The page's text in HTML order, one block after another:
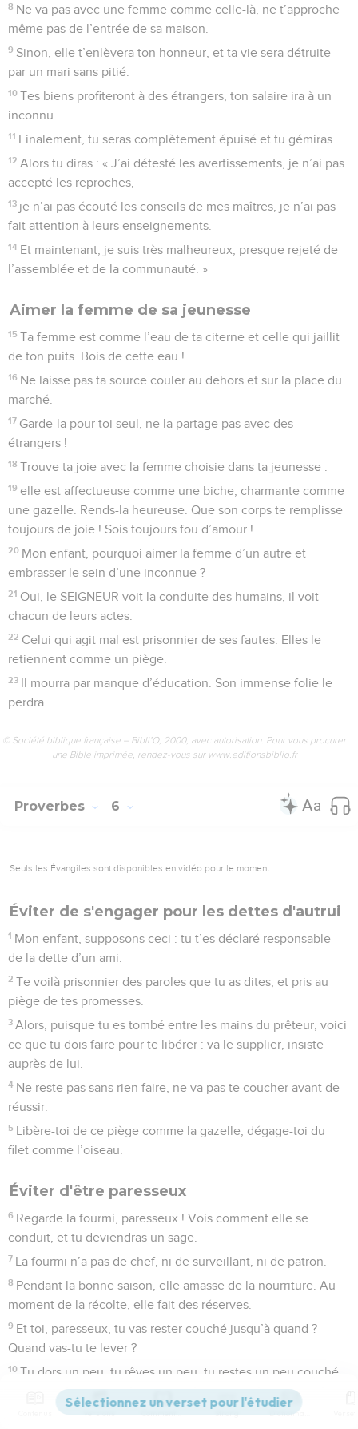
8 Ne va pas avec une femme comme celle-là, ne t’approche
même pas de l’entrée de sa maison.
9 Sinon, elle t’enlèvera ton honneur, et ta vie sera détruite
par un mari sans pitié.
10 Tes biens profiteront à des étrangers, ton salaire ira à un
inconnu.
11 Finalement, tu seras complètement épuisé et tu gémiras.
12 Alors tu diras : « J’ai détesté les avertissements, je n’ai pas
accepté les reproches,
13 je n’ai pas écouté les conseils de mes maîtres, je n’ai pas
fait attention à leurs enseignements.
14 Et maintenant, je suis très malheureux, presque rejeté de
l’assemblée et de la communauté. »
Aimer la femme de sa jeunesse
15 Ta femme est comme l’eau de ta citerne et celle qui jaillit
de ton puits. Bois de cette eau !
16 Ne laisse pas ta source couler au dehors et sur la place du
marché.
17 Garde-la pour toi seul, ne la partage pas avec des
étrangers !
18 Trouve ta joie avec la femme choisie dans ta jeunesse :
19 elle est affectueuse comme une biche, charmante comme
une gazelle. Rends-la heureuse. Que son corps te remplisse
toujours de joie ! Sois toujours fou d’amour !
20 Mon enfant, pourquoi aimer la femme d’un autre et
embrasser le sein d’une inconnue ?
21 Oui, le SEIGNEUR voit la conduite des humains, il voit
chacun de leurs actes.
22 Celui qui agit mal est prisonnier de ses fautes. Elles le
retiennent comme un piège.
23 Il mourra par manque d’éducation. Son immense folie le
perdra.
© Société biblique française – Bibli’O, 2000, avec autorisation. Pour vous procurer
une Bible imprimée, rendez-vous sur www.editionsbiblio.fr
Proverbes 6
Seuls les Évangiles sont disponibles en vidéo pour le moment.
Éviter de s'engager pour les dettes d'autrui
1 Mon enfant, supposons ceci : tu t’es déclaré responsable
de la dette d’un ami.
2 Te voilà prisonnier des paroles que tu as dites, et pris au
piège de tes promesses.
3 Alors, puisque tu es tombé entre les mains du prêteur, voici
ce que tu dois faire pour te libérer : va le supplier, insiste
auprès de lui.
4 Ne reste pas sans rien faire, ne va pas te coucher avant de
réussir.
5 Libère-toi de ce piège comme la gazelle, dégage-toi du
filet comme l’oiseau.
Éviter d'être paresseux
6 Regarde la fourmi, paresseux ! Vois comment elle se
conduit, et tu deviendras un sage.
7 La fourmi n’a pas de chef, ni de surveillant, ni de patron.
8 Pendant la bonne saison, elle amasse de la nourriture. Au
moment de la récolte, elle fait des réserves.
9 Et toi, paresseux, tu vas rester couché jusqu’à quand ?
Quand vas-tu te lever ?
10 Tu dors un peu, tu rêves un peu, tu restes un peu couché
en te croisant les bras.
Pendant ce temps, la pauvreté arrive comme un voleur, et
Versions Commentaires Strong